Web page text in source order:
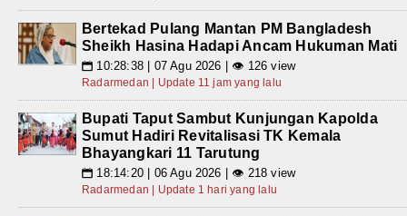
Bertekad Pulang Mantan PM Bangladesh
Sheikh Hasina Hadapi Ancam Hukuman Mati
📅 10:28:38 | 07 Agu 2026 | 👁 126 view
Radarmedan | Update 11 jam yang lalu
Bupati Taput Sambut Kunjungan Kapolda
Sumut Hadiri Revitalisasi TK Kemala
Bhayangkari 11 Tarutung
📅 18:14:20 | 06 Agu 2026 | 👁 218 view
Radarmedan | Update 1 hari yang lalu